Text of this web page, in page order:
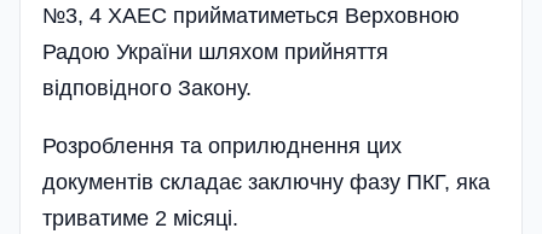
№3, 4 ХАЕС прийматиметься Верховною
Радою України шляхом прийняття
відповідного Закону.
Розроблення та оприлюднення цих
документів складає заключну фазу ПКГ, яка
триватиме 2 місяці.